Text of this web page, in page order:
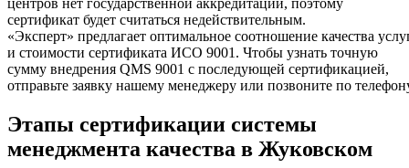
сертификат будет считаться недействительным.
«Эксперт» предлагает оптимальное соотношение качества
и стоимости сертификата ИСО 9001. Чтобы узнать точную
сумму внедрения QMS 9001 с последующей сертификацией,
отправьте заявку нашему менеджеру или позвоните по
Этапы сертификации системы
менеджмента качества в Жуковском